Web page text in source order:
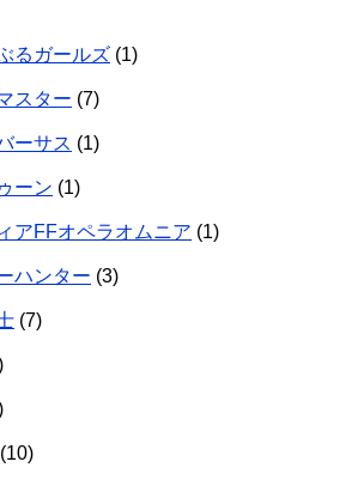
るガールズ (1)
スター (7)
ーサス (1)
ーン (1)
アFFオペラオムニア (1)
ハンター (3)
(7)
(10)